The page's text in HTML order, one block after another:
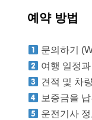
예약 방법
문의하기
여행 일정
견적 및 차
보증금을
운전기사